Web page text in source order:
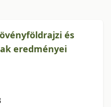
és
eredményei